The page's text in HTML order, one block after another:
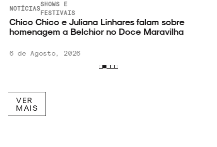
NOTÍCIAS
SHOWS E
FESTIVAIS
Chico Chico e Juliana Linhares falam sobre
homenagem a Belchior no Doce Maravilha
6 de Agosto, 2026
VER
MAIS